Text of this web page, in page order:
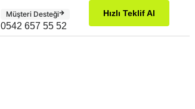
Müşteri Desteği
0542 657 55 52
Hızlı Teklif Al